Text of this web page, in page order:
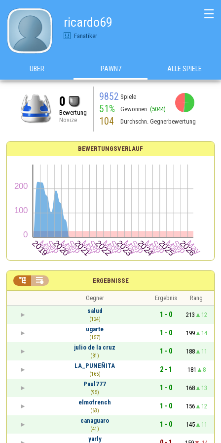
ricardo69
Fanatiker
☰
ÜBER PAWN7 ALLE SPIELE
0
Bewertung
Novize
9852 Spiele
51% Gewonnen (5044)
104 Durchschn. Gegnerbewertung
BEWERTUNGSVERLAUF
ERGEBNISSE
 
Gegner Ergebnis
Rang
salud
(124)
1 - 0 213
12
ugarte
(157)
1 - 0 199
14
julio de la cruz
(81)
1 - 0 188
11
LA_PUNEÑITA
(165)
2 - 1 181
8
Paul777
(95)
1 - 0 168
13
elmofrench
(63)
1 - 0 156
12
canaguaro
(41)
1 - 0 145
11
yarly